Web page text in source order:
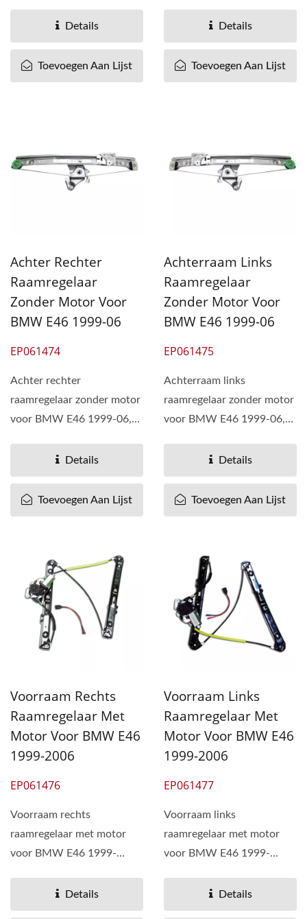
51338212098 51-337-020-
660 51...
Details
Toevoegen Aan Lijst
51338212097 51-337-020-
659 51...
Details
Toevoegen Aan Lijst
Achter Rechter
Raamregelaar
Zonder Motor Voor
BMW E46 1999-06
EP061474
Achter rechter
raamregelaar zonder motor
voor BMW E46 1999-06,
358-212-100 51...
Details
Toevoegen Aan Lijst
Achterraam Links
Raamregelaar
Zonder Motor Voor
BMW E46 1999-06
EP061475
Achterraam links
raamregelaar zonder motor
voor BMW E46 1999-06,
358-212-099 51...
Details
Toevoegen Aan Lijst
Voorraam Rechts
Raamregelaar Met
Motor Voor BMW E46
1999-2006
EP061476
Voorraam rechts
raamregelaar met motor
voor BMW E46 1999-
51-337-020-660 51...
Details
Voorraam Links
Raamregelaar Met
Motor Voor BMW E46
1999-2006
EP061477
Voorraam links
raamregelaar met motor
voor BMW E46 1999-
51-337-020-659 51...
Details